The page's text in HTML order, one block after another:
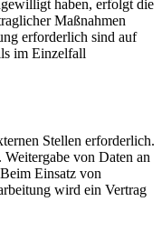
haben, erfolgt die
Maßnahmen
erforderlich sind auf
im Einzelfall
Stellen erforderlich.
von Daten an
Einsatz von
wird ein Vertrag